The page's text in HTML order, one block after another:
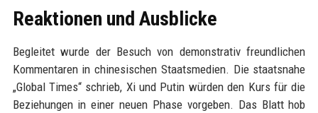
Reaktionen und Ausblicke
Begleitet wurde der Besuch von demonstrativ freundlichen
Kommentaren in chinesischen Staatsmedien. Die staatsnahe
„Global Times“ schrieb, Xi und Putin würden den Kurs für die
Beziehungen in einer neuen Phase vorgeben. Das Blatt hob